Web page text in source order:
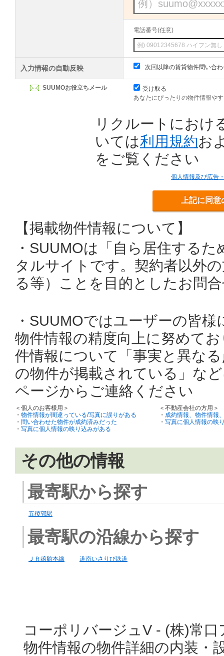
電話番号(任意)
入力情報の自動反映 次回以降の賃貸物件問い合
SUUMOお役立ちメール
受け取る
あなたにぴったりの物件情報や
リクルートにおけ
いては利用規約お
をご覧ください
個人情報及び広告
上記に同
【掲載物件情報について】
・SUUMOは「自ら居住する
タルサイトです。契約者以外
る等）ことを目的としたお問
・SUUMOではユーザーの皆
物件情報の精度向上に努めて
件情報について「事実と異な
の物件が掲載されている」な
ページからご連絡ください
＜個人のお客様用＞
・ 物件情報が間違っている/写真に誤りがある
・ 問い合わせた物件が成約済みだった
・ 写真に個人情報の映り込みがある
＜不動産会社の方用＞
・ 成約情報、物件情報
・ 写真に個人情報の映
その他の情報
最寄駅から探す
五稜郭駅
最寄駅の沿線から探す
ＪＲ函館本線 道南いさりび鉄道
コーポリバージュV - (株)常
物件情報の物件詳細の内装・